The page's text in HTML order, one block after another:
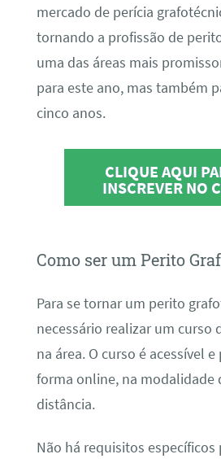
mercado de perícia
tornando a profissão de
uma das áreas mais
para este ano, mas também
cinco anos.
CLIQUE AQUI
INSCREVER NO
Como ser um Perito
Para se tornar um perito
necessário realizar um curso
na área. O curso é acessível
forma online, na modalidade
distância.
Não há requisitos específicos